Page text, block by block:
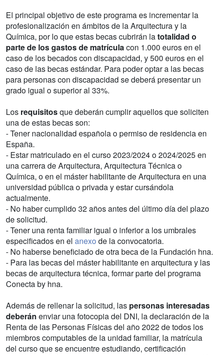
El principal objetivo de este programa es incrementar la
profesionalización en ámbitos de la Arquitectura y la
Química, por lo que estas becas cubrirán latotalidad o
parte de los gastos de matrículacon 1.000 euros en el
caso de los becados con discapacidad, y 500 euros en el
caso de las becas estándar. Para poder optar a las becas
para personas con discapacidad se deberá presentar un
grado igual o superior al 33%.
Los requisitosque deberán cumplir aquellos que soliciten
una de estas becas son:
- Tener nacionalidad española o permiso de residencia en
España.
- Estar matriculado en el curso 2023/2024 o 2024/2025 en
una carrera de Arquitectura, Arquitectura Técnica o
Química, o en el máster habilitante de Arquitectura en una
universidad pública o privada y estar cursándola
actualmente.
- No haber cumplido 32 años antes del último día del plazo
de solicitud.
- Tener una renta familiar igual o inferior a los umbrales
especificados en el anexo de la convocatoria.
- No haberse beneficiado de otra beca de la Fundación hna.
- Para las becas del máster habilitante en arquitectura y las
becas de arquitectura técnica, formar parte del programa
Conecta by hna.
Además de rellenar la solicitud, las personas interesadas
deberán enviar una fotocopia del DNI, la declaración de la
Renta de las Personas Físicas del año 2022 de todos los
miembros computables de la unidad familiar, la matrícula
del curso que se encuentre estudiando, certificación